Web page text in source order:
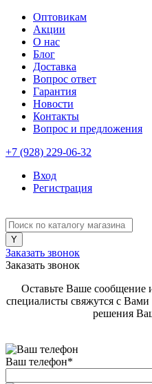
Оптовикам
Акции
О нас
Блог
Доставка
Вопрос ответ
Гарантия
Новости
Контакты
Вопрос и предложения
+7 (928) 229-06-32
Вход
Регистрация
Заказать звонок
Заказать звонок
Оставьте Ваше сообщение
специалисты свяжутся с
решения
Ваш телефон*